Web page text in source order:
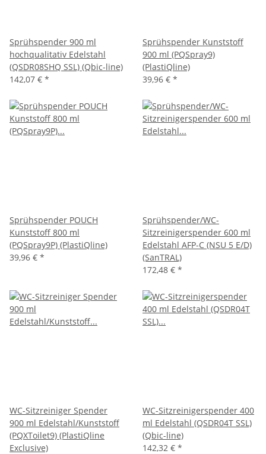
Sprühspender 900 ml
hochqualitativ Edelstahl
(QSDR08SHQ SSL) (Qbic-line)
142,07 € *
Sprühspender Kunststoff
900 ml (PQSpray9)
(PlastiQline)
39,96 € *
Sprühspender POUCH
Kunststoff 800 ml
(PQSpray9P) (PlastiQline)
39,96 € *
Sprühspender/WC-
Sitzreinigerspender 600 ml
Edelstahl AFP-C (NSU 5 E/D)
(SanTRAL)
172,48 € *
WC-Sitzreiniger Spender
900 ml Edelstahl/Kunststoff
(PQXToilet9) (PlastiQline
Exclusive)
WC-Sitzreinigerspender 400
ml Edelstahl (QSDR04T SSL)
(Qbic-line)
142,32 € *